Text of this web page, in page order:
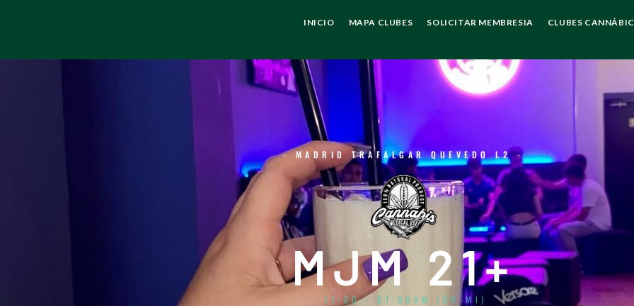
INICIO MAPA CLUBES SOLICITAR MEMBRESIA CLUBES
- MADRID TRAFALGAR QUEVEDO L2 -
MJM 21+
11:00 - 01:00AM (DO-MI)